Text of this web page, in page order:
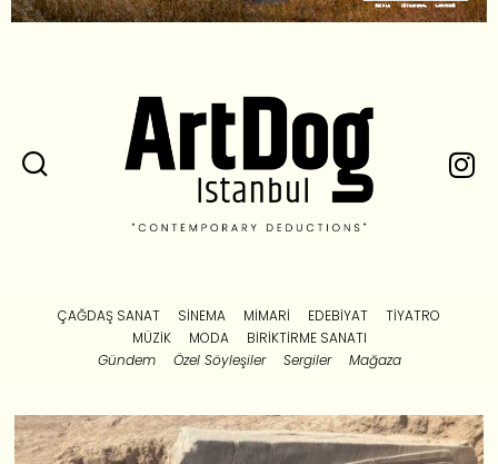
ÇAĞDAŞ SANAT SINEMA MIMARI EDEBIYAT
TIYATRO
MÜZIK
MODA
BIRIKTIRME SANATI
Gündem
Özel Söyleşiler Sergiler Mağaza